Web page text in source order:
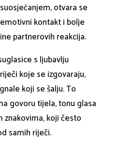
otvara se
kontakt i bolje
partnerovih reakcija.
s ljubavlju
koje se izgovaraju,
koji se šalju. To
govoru tijela, tonu glasa
koji često
samih riječi.